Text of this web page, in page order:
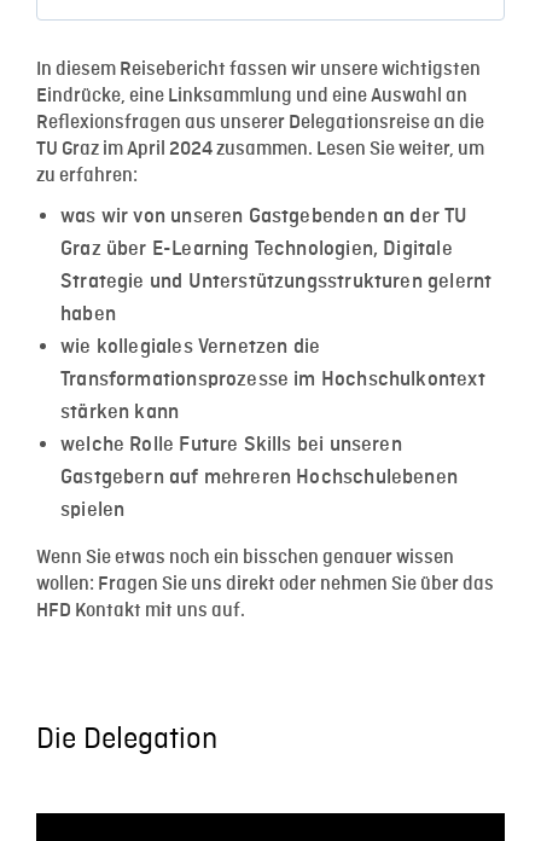
In diesem Reisebericht fassen wir unsere wichtigsten
Eindrücke, eine Linksammlung und eine Auswahl an
Reflexionsfragen aus unserer Delegationsreise an die
TU Graz im April 2024 zusammen. Lesen Sie weiter, um
zu erfahren:
was wir von unseren Gastgebenden an der TU
Graz über E-Learning Technologien, Digitale
Strategie und Unterstützungsstrukturen gelernt
haben
wie kollegiales Vernetzen die
Transformationsprozesse im Hochschulkontext
stärken kann
welche Rolle Future Skills bei unseren
Gastgebern auf mehreren Hochschulebenen
spielen
Wenn Sie etwas noch ein bisschen genauer wissen
wollen: Fragen Sie uns direkt oder nehmen Sie über das
HFD Kontakt mit uns auf.
Die Delegation